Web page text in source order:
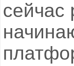
сейчас